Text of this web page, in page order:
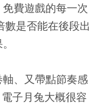
費遊戲的每一次
數是否能在後段出
、又帶點節奏感
子月兔大概很容